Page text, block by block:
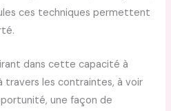
ces techniques permettent
dans cette capacité à
travers les contraintes, à voir
une façon de